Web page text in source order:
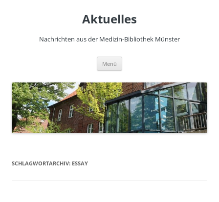
Aktuelles
Nachrichten aus der Medizin-Bibliothek Münster
Menü
SCHLAGWORTARCHIV: ESSAY